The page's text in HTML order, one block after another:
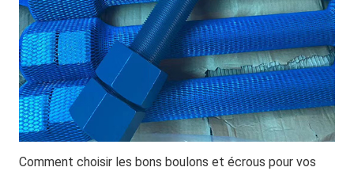
Comment choisir les bons boulons et écrous pour vos